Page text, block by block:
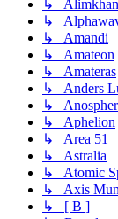
↳
↳
↳ Amandi
↳ Amateon
↳ Amateras
↳ Anders
↳
↳ Aphelion
↳ Area 51
↳ Astralia
↳ Atomic
↳ Axis
↳ [ B ]